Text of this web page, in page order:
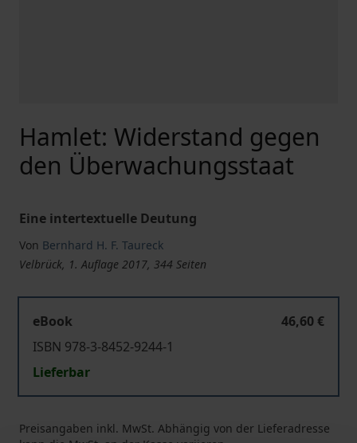
Hamlet: Widerstand gegen
den Überwachungsstaat
Eine intertextuelle Deutung
Von Bernhard H. F. Taureck
Velbrück, 1. Auflage 2017, 344 Seiten
eBook
46,60 €
ISBN 978-3-8452-9244-1
Lieferbar
Preisangaben inkl. MwSt. Abhängig von der Lieferadresse